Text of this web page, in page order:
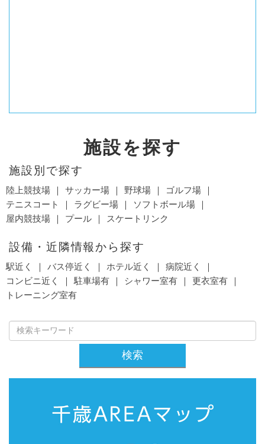
施設を探す
施設別で探す
陸上競技場 サッカー場 野球場
ゴルフ場
テニスコート
ラグビー場
ソフトボール場
屋内競技場
プール スケートリンク
設備・近隣情報から探す
駅近く バス停近く ホテル近く
病院近く
コンビニ近く
駐車場有 シャワー室有
更衣室有
トレーニング室有
検索